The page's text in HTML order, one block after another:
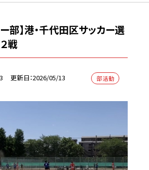
部】港・千代田区サッカー選
戦
更新日 2026/05/13 部活動